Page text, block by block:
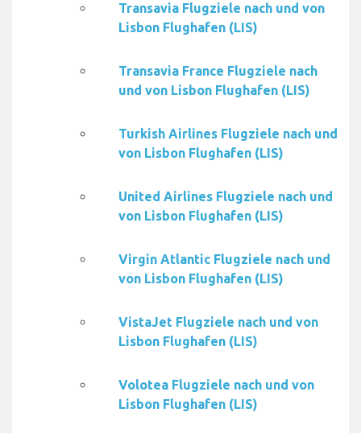
Transavia Flugziele nach und von
Lisbon Flughafen (LIS)
Transavia France Flugziele nach
und von Lisbon Flughafen (LIS)
Turkish Airlines Flugziele nach und
von Lisbon Flughafen (LIS)
United Airlines Flugziele nach und
von Lisbon Flughafen (LIS)
Virgin Atlantic Flugziele nach und
von Lisbon Flughafen (LIS)
VistaJet Flugziele nach und von
Lisbon Flughafen (LIS)
Volotea Flugziele nach und von
Lisbon Flughafen (LIS)